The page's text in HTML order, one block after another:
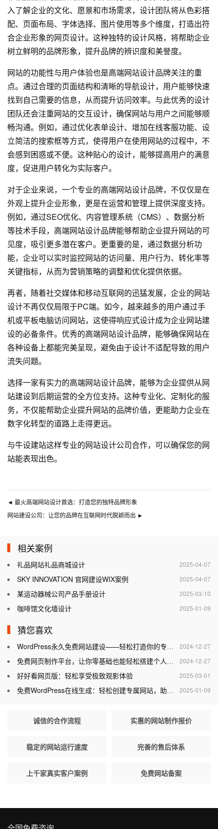
入了解企业的文化、愿景和市场需求，设计团队将从色彩搭
配、页面布局、字体选择、图片使用等多个维度，打造出符
合企业形象的网页设计。这种独特的设计风格，将帮助企业
树立鲜明的品牌形象，提升品牌的辨识度和美誉度。
网站的功能性与用户体验也是高端网站设计品牌关注的重
点。通过合理的页面结构和清晰的导航设计，用户能够快速
找到自己需要的信息，从而提升访问效率。与此优秀的设计
团队还会注重网站的交互设计，确保网站与用户之间能够顺
畅沟通。例如，通过优化表单设计、增加在线客服功能、设
立简洁的搜索框等方式，使得用户在使用网站的过程中，不
会感到困惑或不便。这种贴心的设计，能够提高用户的满意
度，促进用户转化为实际客户。
对于企业来说，一个专业的高端网站设计品牌，不仅仅是在
外观上提升企业形象，更是在运营和管理上提供深度支持。
例如，通过SEO优化、内容管理系统（CMS）、数据分析
等技术手段，高端网站设计品牌能够帮助企业提升网站的可
见度，吸引更多潜在客户。更重要的是，通过数据分析功
能，企业可以实时监控网站的访问量、用户行为、转化率等
关键指标，从而为营销策略的调整和优化提供依据。
再者，随着社交媒体和移动互联网的迅猛发展，企业的网站
设计不再仅仅局限于PC端。如今，越来越多的用户通过手
机或平板电脑访问网站，这使得响应式设计成为企业网站建
设的必备条件。优秀的高端网站设计品牌，能够确保网站在
各种设备上都能完美呈现，避免由于设计不适配导致的用户
流失问题。
选择一家有实力的高端网站设计品牌，能够为企业提供从网
站建设到后期运营的全方位支持。这种专业化、定制化的服
务，不仅能帮助企业提升网站的品牌价值，更能助力企业在
数字化转型的道路上走得更远。
与牛设建站这样专业的网站设计公司合作，可以确保您的网
站能表现出色。
◄ 最火高端网站设计首选：打造您的独特品牌形象
网站建设公司：让您的品牌在互联网时代脱颖而出 ►
相关案例
2025-04-07
礼品网站礼品商城设计
2025-04-07
SKY INNOVATION 官网建设WIX案例
2025-03-10
某运动器械公司产品手册设计
2025-01-09
咖啡馆文化墙设计
猜您喜欢
2024-12-27
WordPress永久免费网站建设——轻松打造你的专属网站
2024-12-27
免费网页制作平台，让你零基础也能轻松搭建个人网站
2025-03-01
好好看网页版：轻松享受极致观影体验
2025-01-09
免费WordPress在线生成：轻松创建专属网站，助力个人与企业腾飞
诚信的合作流程 实惠的网站制作报价
稳定的网站运行速度 完善的售后体系
上千家真实客户案例 免费网站备案